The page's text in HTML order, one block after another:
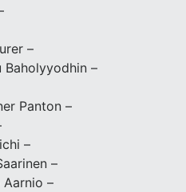
–
Baholyyodhin –
Panton –
–
–
–